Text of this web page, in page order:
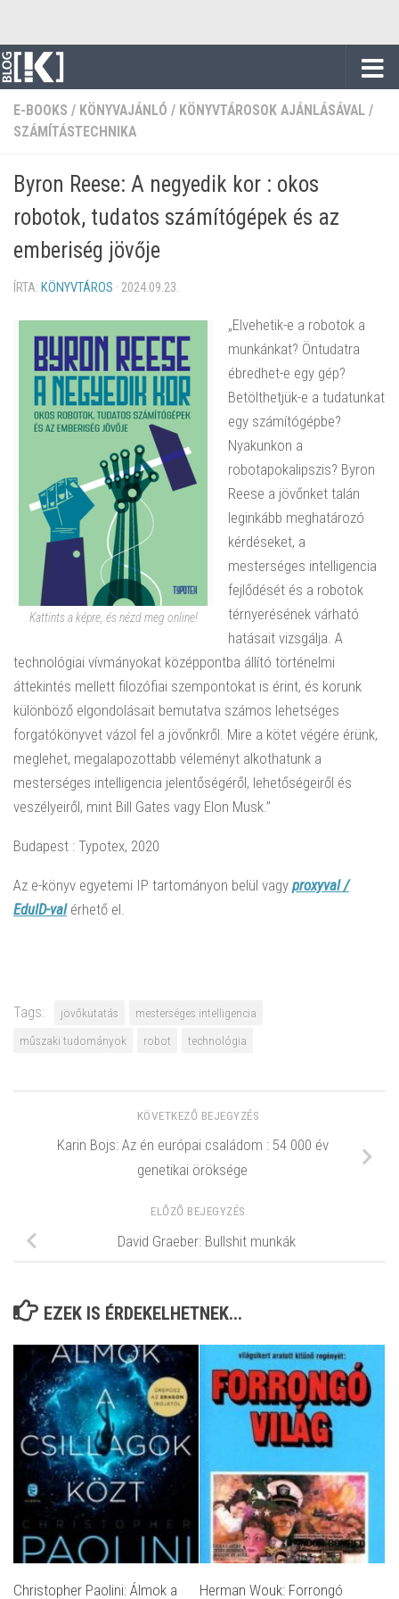
E-BOOKS / KÖNYVAJÁNLÓ / KÖNYVTÁROSOK AJÁNLÁSÁVAL /
SZÁMÍTÁSTECHNIKA
Byron Reese: A negyedik kor : okos
robotok, tudatos számítógépek és az
emberiség jövője
ÍRTA: KÖNYVTÁROS · 2024.09.23.
Kattints a képre, és nézd meg online!
„Elvehetik-e a robotok a
munkánkat? Öntudatra
ébredhet-e egy gép?
Betölthetjük-e a tudatunkat
egy számítógépbe?
Nyakunkon a
robotapokalipszis? Byron
Reese a jövőnket talán
leginkább meghatározó
kérdéseket, a
mesterséges intelligencia
fejlődését és a robotok
térnyerésének várható
hatásait vizsgálja. A
technológiai vívmányokat középpontba állító történelmi
áttekintés mellett filozófiai szempontokat is érint, és korunk
különböző elgondolásait bemutatva számos lehetséges
forgatókönyvet vázol fel a jövőnkről. Mire a kötet végére érünk,
meglehet, megalapozottabb véleményt alkothatunk a
mesterséges intelligencia jelentőségéről, lehetőségeiről és
veszélyeiről, mint Bill Gates vagy Elon Musk.”
Budapest : Typotex, 2020
Az e-könyv egyetemi IP tartományon belül vagy proxyval /
EduID-valérhető el.
Tags: jövőkutatás
mesterséges intelligencia
műszaki tudományok
robot technológia
KÖVETKEZŐ BEJEGYZÉS
Karin Bojs: Az én európai családom : 54 000 év
genetikai öröksége
ELŐZŐ BEJEGYZÉS
David Graeber: Bullshit munkák
EZEK IS ÉRDEKELHETNEK...
Christopher Paolini: Álmok a Herman Wouk: Forrongó